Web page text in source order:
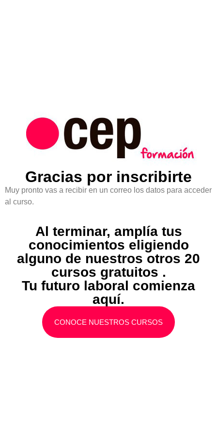
Gracias por inscribirte
Muy pronto vas a recibir en un correo los datos para acceder
al curso.
Al terminar, amplía tus
conocimientos eligiendo
alguno de nuestros otros 20
cursos gratuitos .
Tu futuro laboral comienza
aquí.
CONOCE NUESTROS CURSOS